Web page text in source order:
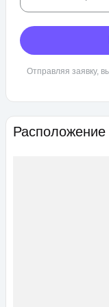
Расположение
Отправляя заявку,